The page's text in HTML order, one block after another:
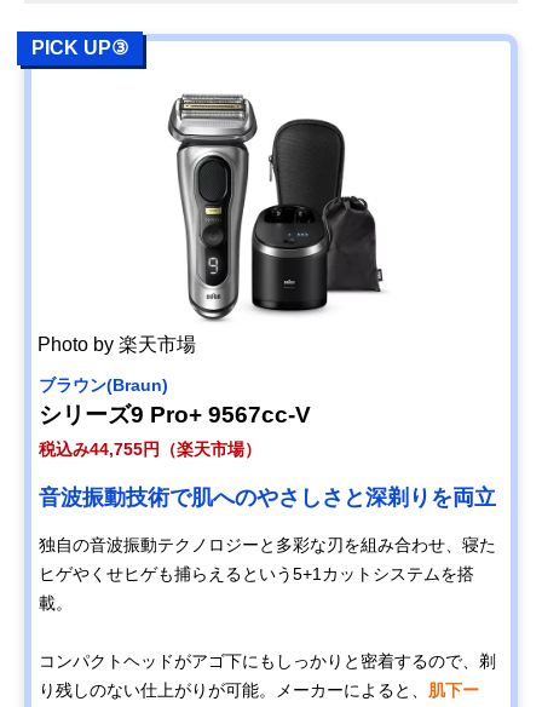
PICK UP③
Photo by 楽天市場
ブラウン(Braun)
シリーズ9 Pro+ 9567cc-V
税込み44,755円（楽天市場）
音波振動技術で肌へのやさしさと深剃りを両立
独自の音波振動テクノロジーと多彩な刃を組み合わせ、寝た
ヒゲやくせヒゲも捕らえるという5+1カットシステムを搭
載。
コンパクトヘッドがアゴ下にもしっかりと密着するので、剃
り残しのない仕上がりが可能。メーカーによると、 肌下ー